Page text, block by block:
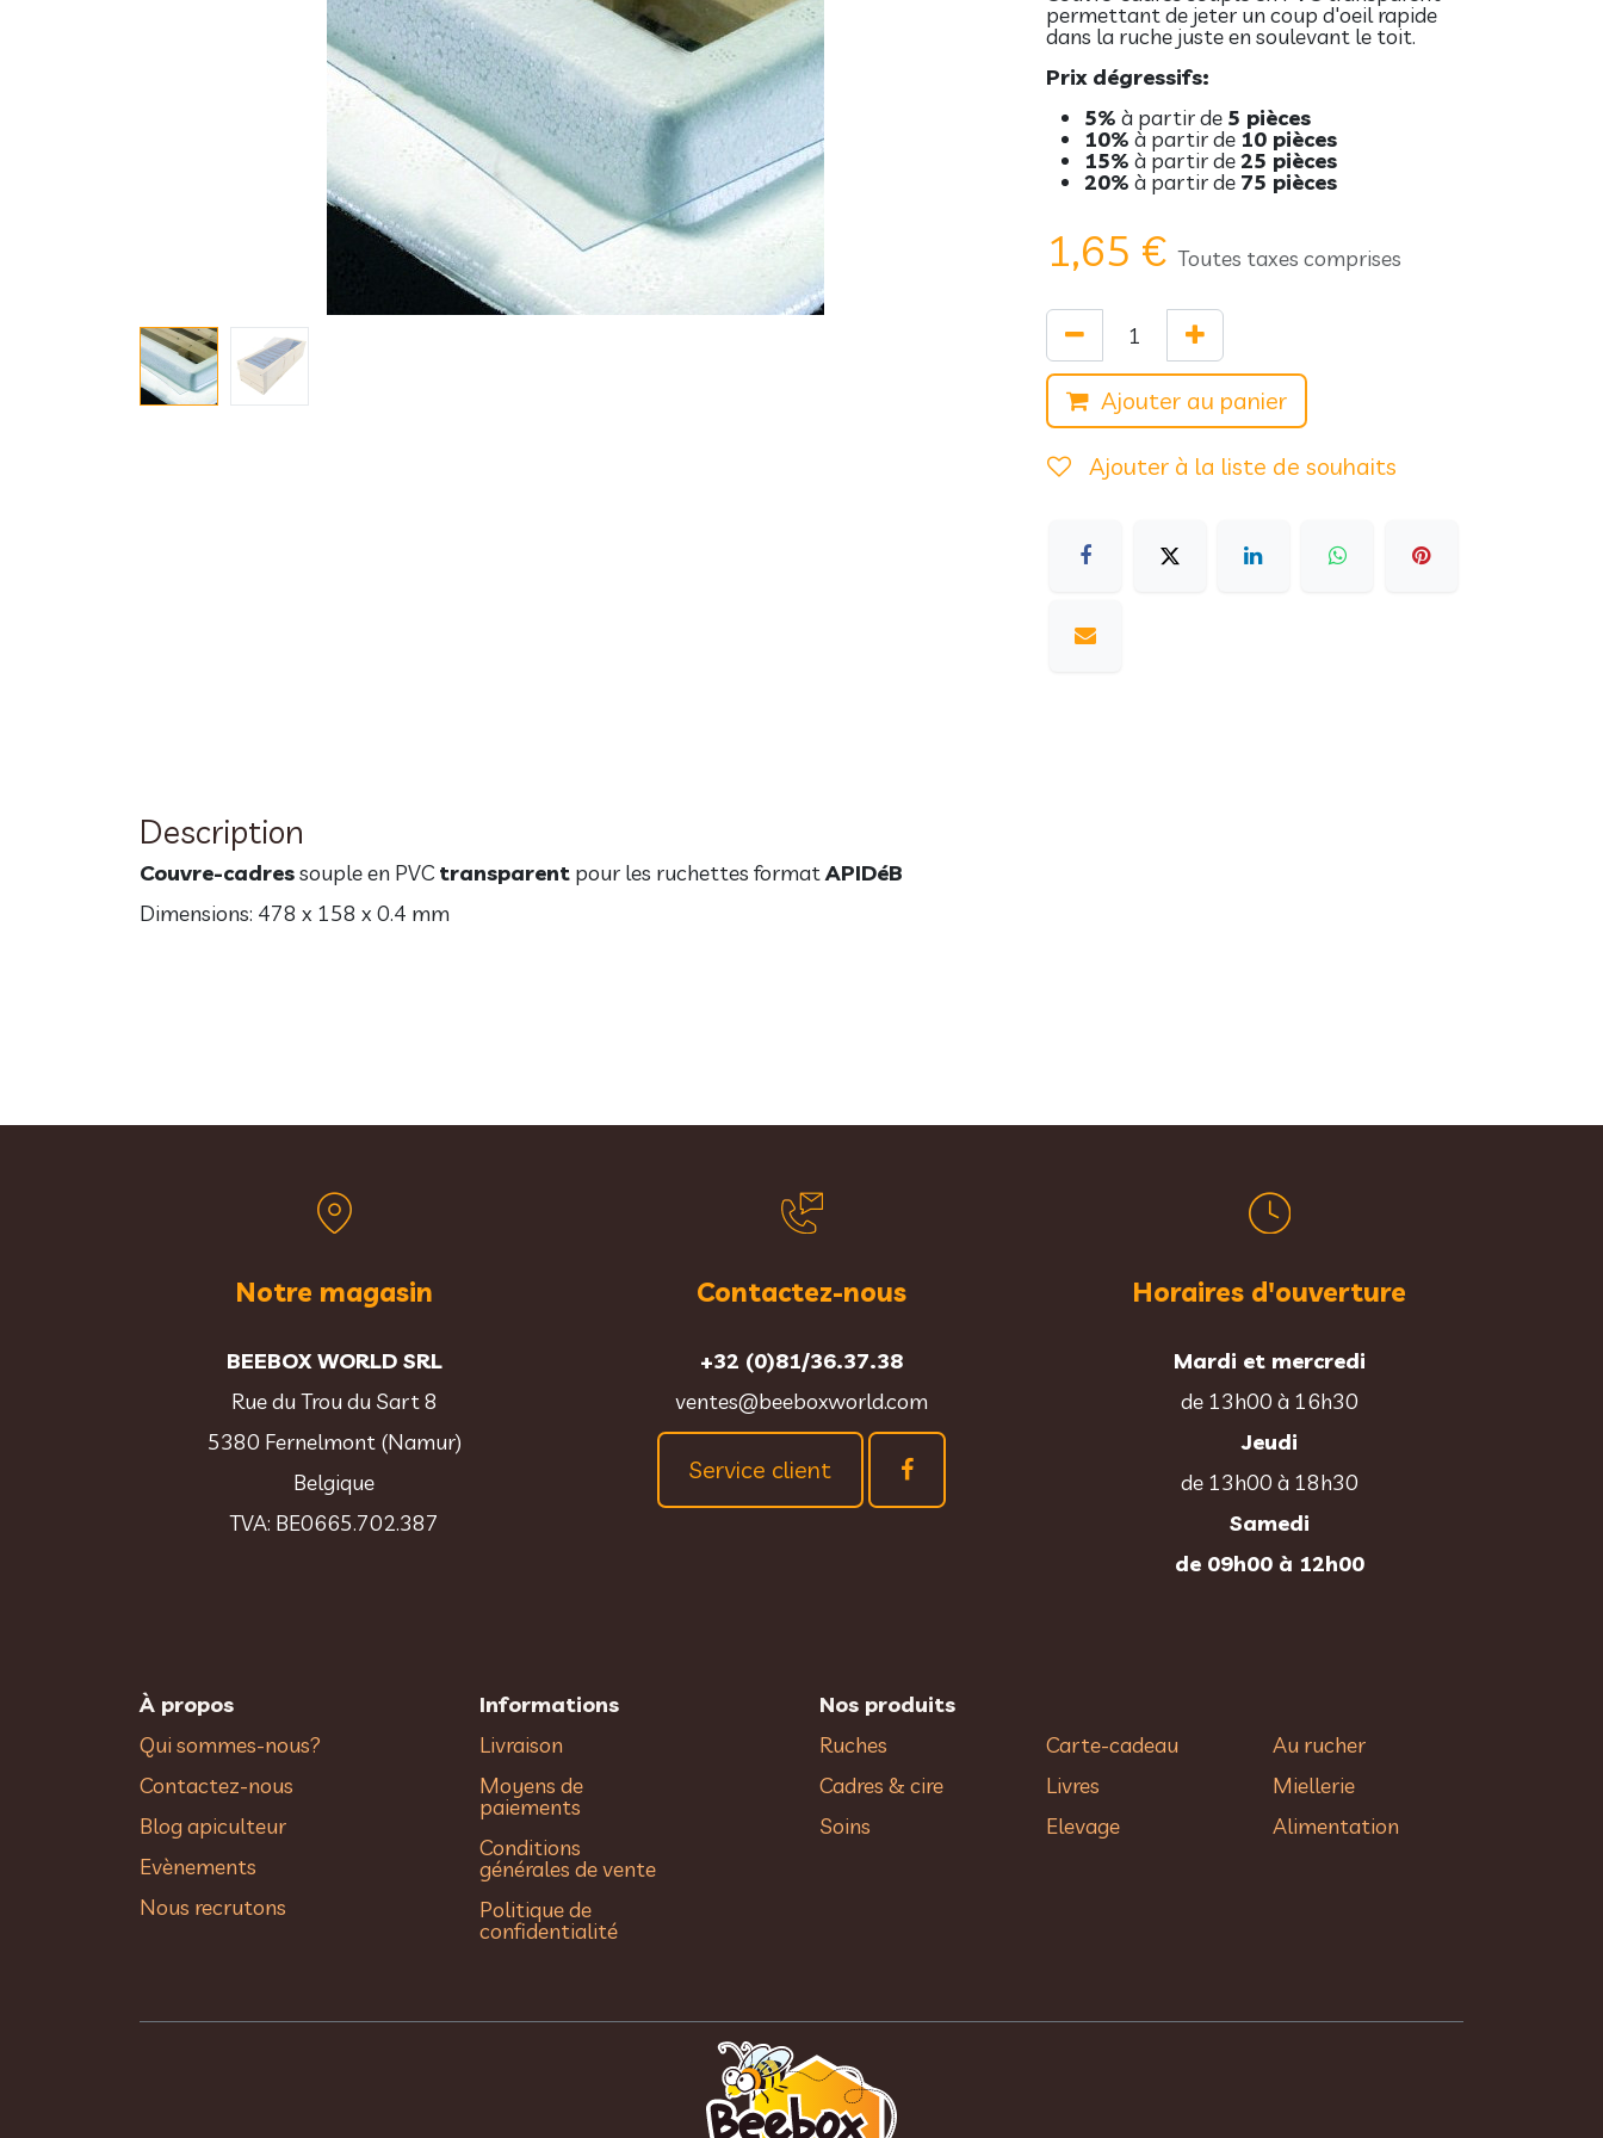
permettant de jeter un coup d'oeil rapide
dans la ruche juste en soulevant le toit.
Prix dégressifs:
5% à partir de 5 pièces
10% à partir de 10 pièces
15% à partir de25 pièces
20% à partir de 75 pièces
1,65 € Toutes taxes comprises
Ajouter au panier
Ajouter à la liste de souhaits
Description
Couvre-cadressouple en PVC transparent pour les ruchettes formatAPIDéB
Dimensions: 478 x 158 x 0.4 mm
Notre magasin
BEEBOX WORLD SRL
Rue du Trou du Sart 8
5380 Fernelmont (Namur)
Belgique
TVA: BE0665.702.387
Contactez-nous
+32 (0)81/36.37.38
ventes@beeboxworld.com
Service client
Horaires d'ouverture
Mardi et mercredi
de 13h00 à 16h30
Jeudi
de 13h00 à 18h30
Samedi
de 09h00 à 12h00
À propos
Qui sommes-nous?
Contactez-nous
Blog apiculteur
Evènements
Nous recrutons
Informations
Livraison
Moyens de
paiements
Conditions
générales de vente
Politique de
confidentialité
Nos produits
Ruches
Cadres & cire
Soins
Carte-cadeau
Livres
Elevage
Au rucher​
Miellerie
Alimentation